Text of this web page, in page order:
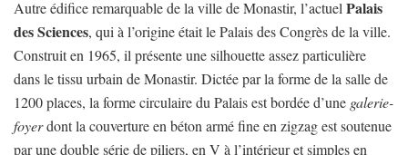
Autre édifice remarquable de la ville de Monastir, l’actuel Palais
des Sciences, qui à l’origine était le Palais des Congrès de la ville.
Construit en 1965, il présente une silhouette assez particulière
dans le tissu urbain de Monastir. Dictée par la forme de la salle de
1200 places, la forme circulaire du Palais est bordée d’une galerie-
foyerdont la couverture en béton armé fine en zigzag est soutenue
par une double série de piliers, en V à l’intérieur et simples en